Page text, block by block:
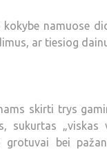
namuose
ar tiesiog
skirti trys
„viskas
bei